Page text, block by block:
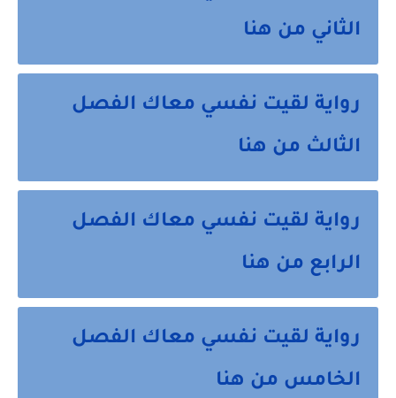
الثاني من هنا
رواية لقيت نفسي معاك الفصل
الثالث من هنا
رواية لقيت نفسي معاك الفصل
الرابع من هنا
رواية لقيت نفسي معاك الفصل
الخامس من هنا